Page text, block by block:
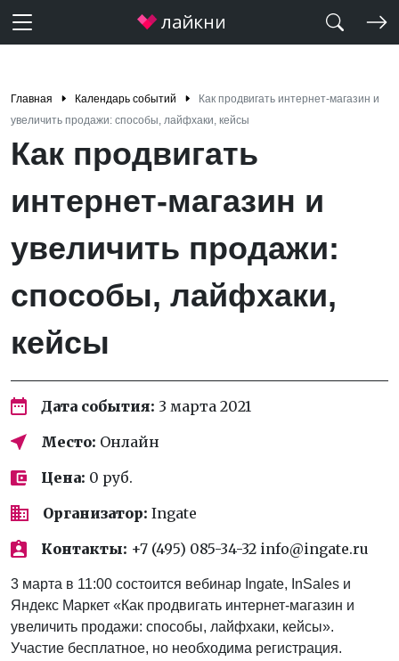
Главная Календарь событий
Как продвигать интернет-магазин и
увеличить продажи: способы, лайфхаки, кейсы
Как продвигать
интернет-магазин и
увеличить продажи:
способы, лайфхаки,
кейсы
Дата события: 3 марта 2021
Место: Онлайн
Цена: 0 руб.
Организатор: Ingate
Контакты: +7 (495) 085-34-32 info@ingate.ru
3 марта в 11:00 состоится вебинар Ingate, InSales и
Яндекс Маркет «Как продвигать интернет-магазин и
увеличить продажи: способы, лайфхаки, кейсы».
Участие бесплатное, но необходима регистрация.